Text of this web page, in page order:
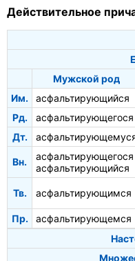
Действительное
Мужской род
Им.
асфальтирующийся
Рд.
асфальтирующегося
Дт.
Вн.
асфальтирующегося
асфальтирующийся
Тв. асфальтирующимся
Пр. асфальтирующемся